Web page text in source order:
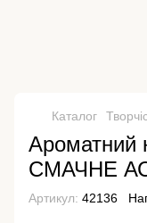
Каталог
Ароматний
СМАЧНЕ
Артикул: 42136